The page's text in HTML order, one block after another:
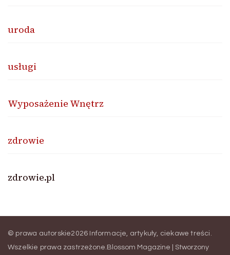
uroda
usługi
Wyposażenie Wnętrz
zdrowie
zdrowie.pl
© prawa autorskie2026 Informacje, artykuły, ciekawe treści .
Wszelkie prawa zastrzeżone. Blossom Magazine | Stworzony